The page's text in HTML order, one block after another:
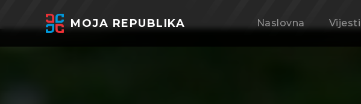
MOJA REPUBLIKA Naslovna Vijesti